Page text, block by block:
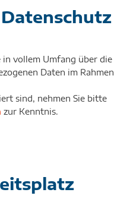
in vollem Umfang über die
Daten im Rahmen
sind, nehmen Sie bitte
zur Kenntnis.